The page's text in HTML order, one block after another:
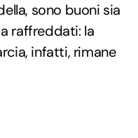
sono buoni sia
raffreddati: la
infatti, rimane